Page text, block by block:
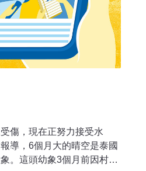
傷，現在正努力接受水
導，6個月大的晴空是泰國
。這頭幼象3個月前因村民